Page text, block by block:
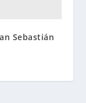
Sebastián